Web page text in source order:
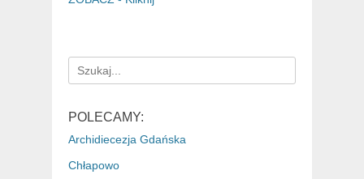
Search
for:
POLECAMY:
Archidiecezja Gdańska
Chłapowo